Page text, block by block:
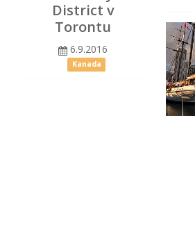
District v
Torontu
6.9.2016
Kanada